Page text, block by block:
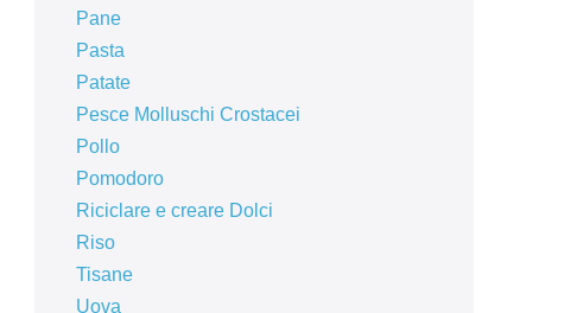
Pane
Pasta
Patate
Pesce Molluschi Crostacei
Pollo
Pomodoro
Riciclare e creare Dolci
Riso
Tisane
Uova